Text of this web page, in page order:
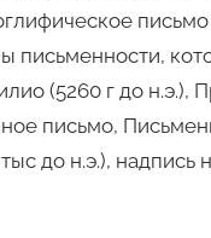
письменности,
(5260 г до н.э.),
письмо,
до н.э.),